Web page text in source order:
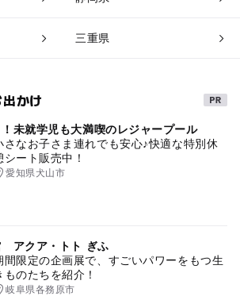
三重県
かけ
未就学児も大満喫のレジャープール
さなお子さま連れでも安心♪快適な特別休
シート販売中！
愛知県犬山市
アクア・トト ぎふ
間限定の企画展で、すごいパワーをもつ生
ものたちを紹介！
岐阜県各務原市